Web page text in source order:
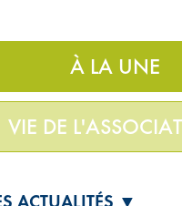
À LA UNE
VIE DE